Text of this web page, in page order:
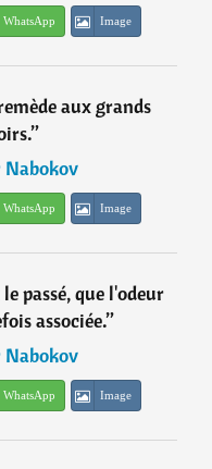
WhatsApp Image
aux grands
”
WhatsApp Image
passé, que l'odeur
associée.”
WhatsApp Image